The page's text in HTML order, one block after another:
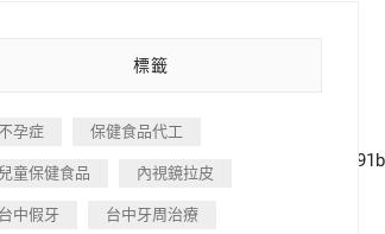
標籤
孕症 保健食品代工
兒童保健食品 內視鏡拉皮
台中假牙 台中牙周治療